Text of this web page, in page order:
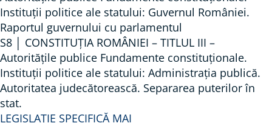
Ă
A
D
R
E
P
T
Instituții politice ale statului: Guvernul României.
Raportul guvernului cu parlamentul
S8 │ CONSTITUȚIA ROMÂNIEI – TITLUL III –
Autorităţile publice Fundamente constituționale.
Instituții politice ale statului: Administrația publică.
Autoritatea judecătorească. Separarea puterilor în
stat.
LEGISLAȚIE SPECIFICĂ MAI